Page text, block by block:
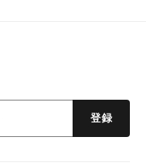
登録